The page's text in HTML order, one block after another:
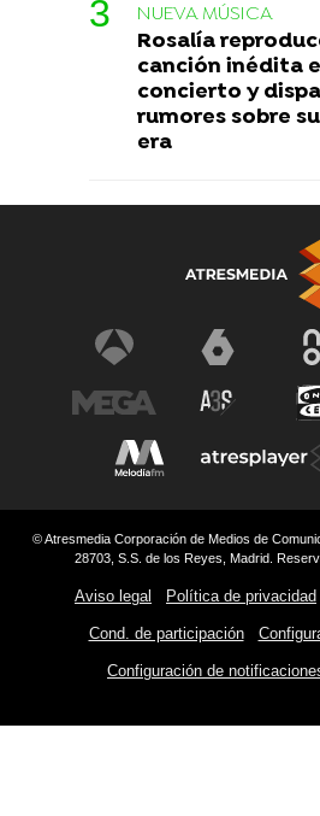
NUEVA MÚSICA
Rosalía
canción inédita
concierto y
rumores sobre
era
© Atresmedia Corporación de Medios de
28703, S.S. de los Reyes, Madrid.
Aviso legal Política de privacidad
Cond. de participación
Configuración de